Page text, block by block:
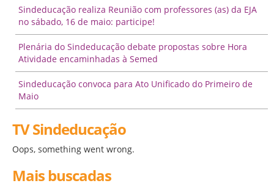
Sindeducação realiza Reunião com professores (as) da EJA
no sábado, 16 de maio: participe!
Plenária do Sindeducação debate propostas sobre Hora
Atividade encaminhadas à Semed
Sindeducação convoca para Ato Unificado do Primeiro de
Maio
TV Sindeducação
Oops, something went wrong.
Mais buscadas